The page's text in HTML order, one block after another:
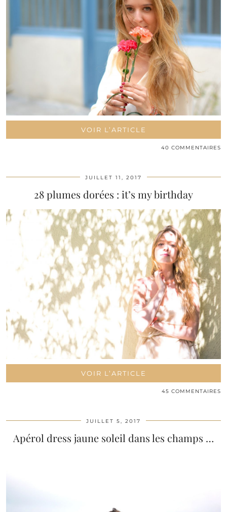
VOIR L’ARTICLE
40 COMMENTAIRES
JUILLET 11, 2017
28 plumes dorées : it’s my birthday
VOIR L’ARTICLE
45 COMMENTAIRES
JUILLET 5, 2017
Apérol dress jaune soleil dans les champs …